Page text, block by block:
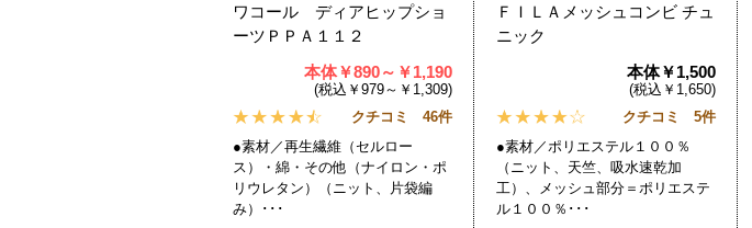
ワコール ディアヒップショ
ーツＰＰＡ１１２
本体￥890～￥1,190
(税込￥979～￥1,309)
クチコミ 46件
●素材／再生繊維（セルロー
ス）・綿・その他（ナイロン・ポ
リウレタン）（ニット、片袋編
み）･･･
ＦＩＬＡメッシュコンビ チュ
ニック
本体￥1,500
(税込￥1,650)
クチコミ 5件
●素材／ポリエステル１００％
（ニット、天竺、吸水速乾加
工）、メッシュ部分＝ポリエステ
ル１００％･･･